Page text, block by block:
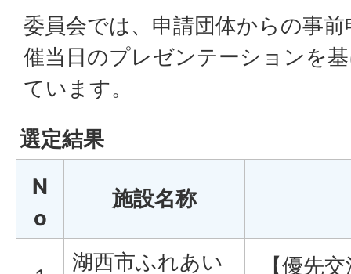
委員会では、申請団体からの事
催当日のプレゼンテーションを
ています。
選定結果
N
o
施設名称
湖西市ふれあい
【優先